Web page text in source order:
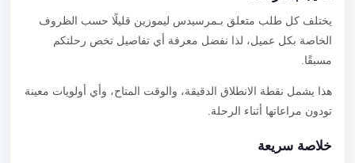
يختلف كل طلب متعلق بـمرسيدس ليموزين قليلًا حسب الظروف
الخاصة بكل عميل، لذا نفضل معرفة أي تفاصيل تخص رحلتكم
مسبقًا.
هذا يشمل نقطة الانطلاق الدقيقة، والوقت المتاح، وأي أولويات معينة
تودون مراعاتها أثناء الرحلة.
خلاصة سريعة